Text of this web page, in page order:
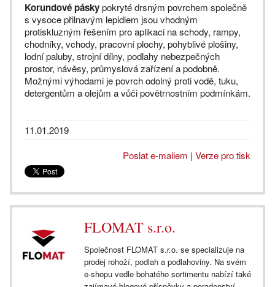
Korundové páskypokryté drsným povrchem společně
s vysoce přilnavým lepidlem jsou vhodným
protiskluzným řešením pro aplikaci na schody, rampy,
chodníky, vchody, pracovní plochy, pohyblivé plošiny,
lodní paluby, strojní dílny, podlahy nebezpečných
prostor, návěsy, průmyslová zařízení a podobně.
Možnými výhodami je povrch odolný proti vodě, tuku,
detergentům a olejům a vůči povětrnostním podmínkám.
11.01.2019
Poslat e-mailem | Verze pro tisk
FLOMAT s.r.o.
Společnost FLOMAT s.r.o. se specializuje na
prodej rohoží, podlah a podlahoviny. Na svém
e-shopu vedle bohatého sortimentu nabízí také